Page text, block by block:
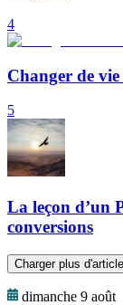
4
Changer de vie
5
La leçon d’un
conversions
Charger plus
dimanche 9 août